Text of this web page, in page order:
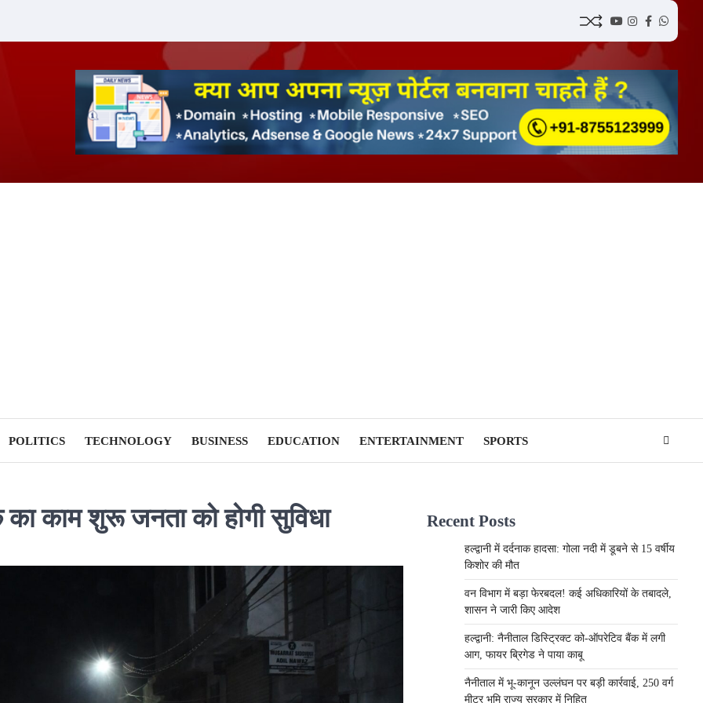
YouTubeInstagram
Facebook
POLITICS TECHNOLOGY BUSINESS EDUCATION ENTERTAINMENT SPORTS
काम शुरू जनता को होगी सुविधा Recent Posts
हल्द्वानी में दर्दनाक हादसा: गोला नदी में डूबने से 15 वर्षीय
किशोर की मौत
वन विभाग में बड़ा फेरबदल! कई अधिकारियों के तबादले,
शासन ने जारी किए आदेश
हल्द्वानी: नैनीताल डिस्ट्रिक्ट को-ऑपरेटिव बैंक में लगी
आग, फायर ब्रिगेड ने पाया काबू
नैनीताल में भू-कानून उल्लंघन पर बड़ी कार्रवाई, 250 वर्ग
मीटर भूमि राज्य सरकार में निहित